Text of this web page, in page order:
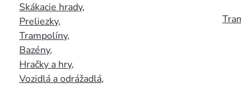
Skákacie hrady,
Preliezky,
Trampolíny,
Bazény,
Hračky a hry,
Vozidlá a odrážadlá,